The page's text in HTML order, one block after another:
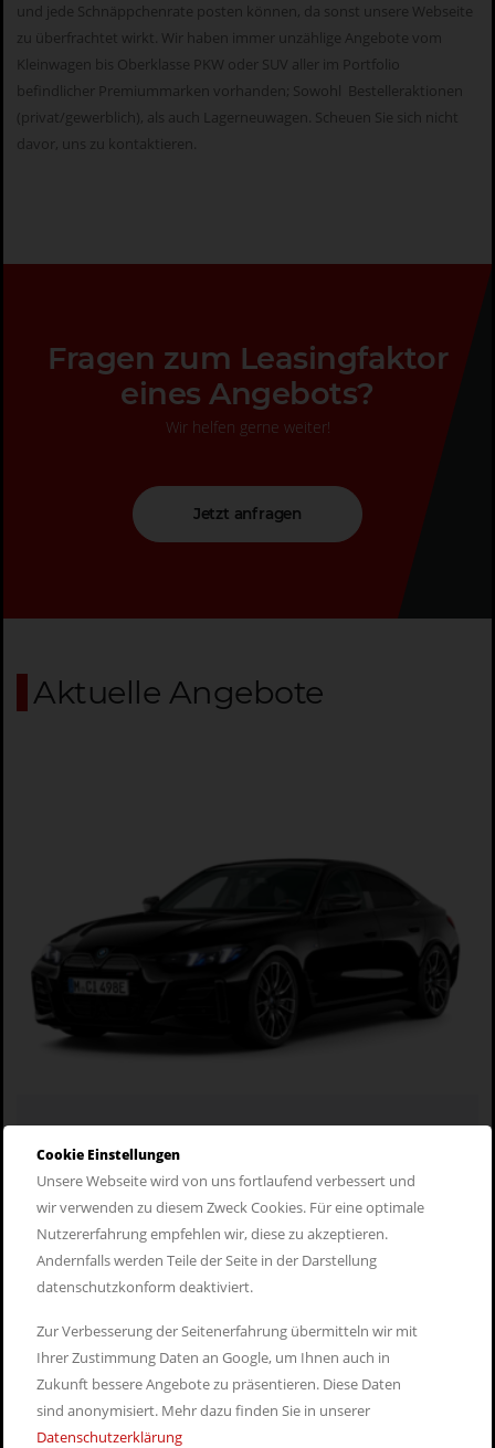
und jede Schnäppchenrate posten können, da sonst unsere Webseite
zu überfrachtet wirkt. Wir haben immer unzählige Angebote vom
Kleinwagen bis Oberklasse PKW oder SUV aller im Portfolio
befindlicher Premiummarken vorhanden; Sowohl Bestelleraktionen
(privat/gewerblich), als auch Lagerneuwagen. Scheuen Sie sich nicht
davor, uns zu
kontaktieren
Fragen zum Leasingfaktor
eines Angebots?
Wir helfen gerne weiter!
Jetzt anfragen
Aktuelle Angebote
BMW i4 M60 xDrive Gran Coupé
Sonderkontingent
ab 495,- Euro
Cookie Einstellungen
Unsere Webseite wird von uns fortlaufend verbessert und
wir verwenden zu diesem Zweck Cookies. Für eine optimale
Nutzererfahrung empfehlen wir, diese zu akzeptieren.
Andernfalls werden Teile der Seite in der Darstellung
datenschutzkonform deaktiviert.
Zur Verbesserung der Seitenerfahrung übermitteln wir mit
Ihrer Zustimmung Daten an Google, um Ihnen auch in
Zukunft bessere Angebote zu präsentieren. Diese Daten
sind anonymisiert. Mehr dazu finden Sie in unserer
Datenschutzerklärung